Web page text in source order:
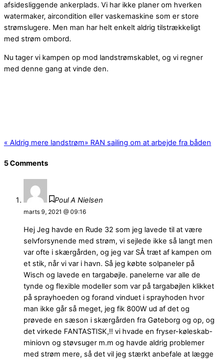
afsidesliggende ankerplads. Vi har ikke planer om hverken
watermaker, aircondition eller vaskemaskine som er store
strømslugere. Men man har helt enkelt aldrig tilstrækkeligt
med strøm ombord.
Nu tager vi kampen op mod landstrømskablet, og vi regner
med denne gang at vinde den.
« Aldrig mere landstrøm» RAN sailing om at arbejde fra båden
5 Comments
Poul A Nielsen
marts 9, 2021 @ 09:16
Hej Jeg havde en Rude 32 som jeg lavede til at være
selvforsynende med strøm, vi sejlede ikke så langt men
var ofte i skærgården, og jeg var SÅ træt af kampen om
et stik, når vi var i havn. Så jeg købte solpaneler på
Wisch og lavede en targabøjle. panelerne var alle de
tynde og flexible modeller som var på targabøjlen klikket
på sprayhoeden og forand vinduet i sprayhoden hvor
man ikke går så meget, jeg fik 800W ud af det og
prøvede en sæson i skærgården fra Gøteborg og op, og
det virkede FANTASTISK,!! vi hvade en fryser-køleskab-
miniovn og støvsuger m.m og havde aldrig problemer
med strøm mere, så det vil jeg stærkt anbefale at lægge